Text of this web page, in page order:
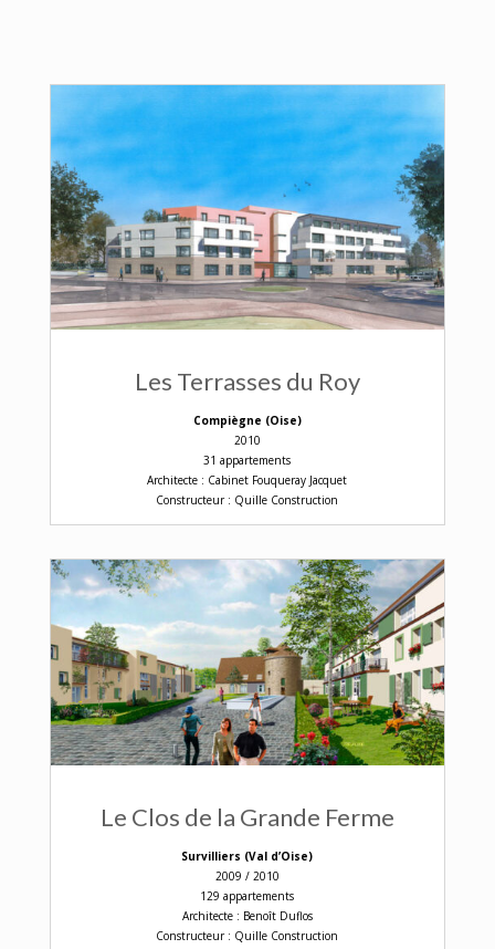
Les Terrasses du Roy
Compiègne (Oise)
2010
31 appartements
Architecte : Cabinet Fouqueray Jacquet
Constructeur : Quille Construction
Le Clos de la Grande Ferme
Survilliers (Val d’Oise)
2009 / 2010
129 appartements
Architecte : Benoît Duflos
Constructeur : Quille Construction